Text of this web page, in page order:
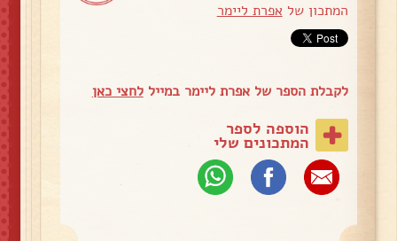
המתכון של אפרת ליימר
לקבלת הספר של אפרת ליימר במייללחצי כאן
הוספה לספר
המתכונים שלי